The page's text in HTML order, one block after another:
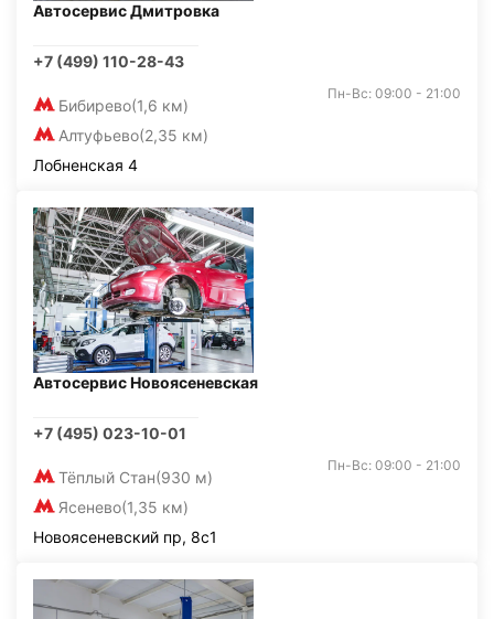
Автосервис Дмитровка
+7 (499) 110-28-43
Бибирево(1,6 км)
Алтуфьево(2,35 км)
Пн-Вс: 09:00 - 21:00
Лобненская 4
Автосервис Новоясеневская
+7 (495) 023-10-01
Тёплый Стан(930 м)
Ясенево(1,35 км)
Пн-Вс: 09:00 - 21:00
Новоясеневский пр, 8с1